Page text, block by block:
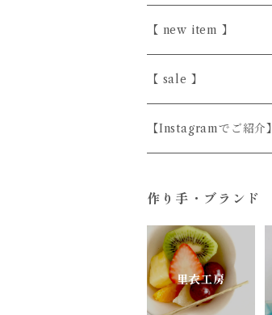
こいずみちはる
斎藤奈月
シサム工房
陶房はせがわ
ニシクミ
美濃焼
益子焼
半磁器・せっ器
磁器
天然木
真鍮・アルミ
ほっこり愛らしい
シンプル
上品
どうぶつのうつわ
お花のうつわ
【 new item 】
【 sale 】
【Instagramでご紹介】
作り手・ブランド
里衣工房